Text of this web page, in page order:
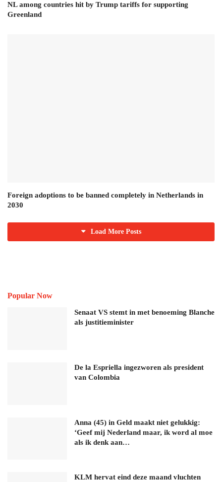
NL among countries hit by Trump tariffs for supporting
Greenland
Foreign adoptions to be banned completely in Netherlands in
2030
Load More Posts
Popular Now
Senaat VS stemt in met benoeming Blanche
als justitieminister
De la Espriella ingezworen als president
van Colombia
Anna (45) in Geld maakt niet gelukkig:
‘Geef mij Nederland maar, ik word al moe
als ik denk aan…
KLM hervat eind deze maand vluchten